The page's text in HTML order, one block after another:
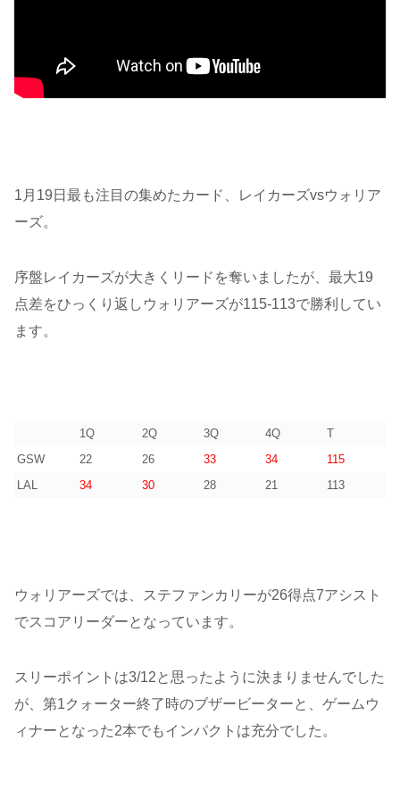
1月19日最も注目の集めたカード、レイカーズvsウォリア
ーズ。
序盤レイカーズが大きくリードを奪いましたが、最大19
点差をひっくり返しウォリアーズが115-113で勝利してい
ます。
1Q 2Q 3Q 4Q
T
GSW
22 26 33 34
115
LAL
34 30 28 21 113
ウォリアーズでは、ステファンカリーが26得点7アシスト
でスコアリーダーとなっています。
スリーポイントは3/12と思ったように決まりませんでした
が、第1クォーター終了時のブザービーターと、ゲームウ
ィナーとなった2本でもインパクトは充分でした。